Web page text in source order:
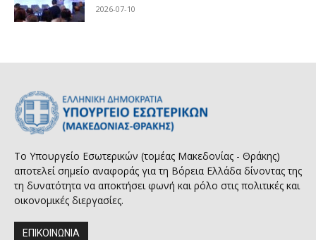
2026-07-10
Το Υπουργείο Εσωτερικών (τομέας Μακεδονίας - Θράκης)
αποτελεί σημείο αναφοράς για τη Βόρεια Ελλάδα δίνοντας της
τη δυνατότητα να αποκτήσει φωνή και ρόλο στις πολιτικές και
οικονομικές διεργασίες.
ΕΠΙΚΟΙΝΩΝΙΑ